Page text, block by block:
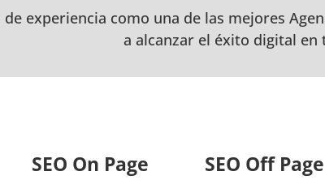
de experiencia como una de las mejores
a alcanzar el éxito digital en
SEO On Page SEO Off Page